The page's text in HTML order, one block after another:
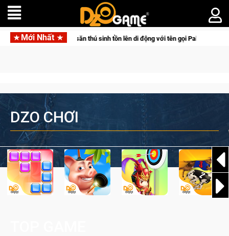
Mới Nhất
bom tấn săn thú sinh tồn lên di động với tên gọi Palworld Online
DZO CHƠI